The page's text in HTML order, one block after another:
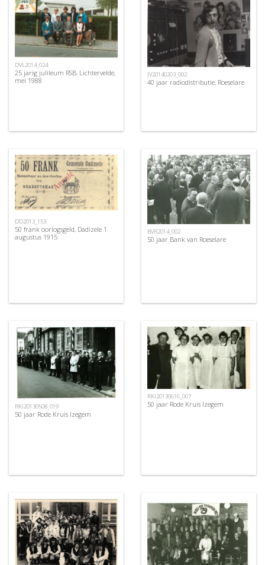
DVL2014_024
25 jarig julileum RSB, Lichtervelde,
mei 1988
JV20140203_002
40 jaar radiodistributie, Roeselare
DD2013_153
50 frank oorlogsgeld, Dadizele 1
augustus 1915
BVR2014_002
50 jaar Bank van Roeselare
RKI20130508_019
50 jaar Rode Kruis Izegem
RKI20130616_007
50 jaar Rode Kruis Izegem